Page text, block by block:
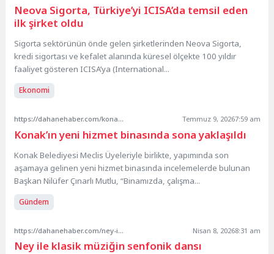
Neova Sigorta, Türkiye’yi ICISA’da temsil eden
ilk şirket oldu
Sigorta sektörünün önde gelen şirketlerinden Neova Sigorta,
kredi sigortası ve kefalet alanında küresel ölçekte 100 yıldır
faaliyet gösteren ICISA’ya (International...
Ekonomi
https://dahanehaber.com/konakin-yeni-hizmet-binasinda-sona-yaklasildi/ Temmuz 9, 20267:59 am
Konak’ın yeni hizmet binasında sona yaklaşıldı
Konak Belediyesi Meclis Üyeleriyle birlikte, yapımında son
aşamaya gelinen yeni hizmet binasında incelemelerde bulunan
Başkan Nilüfer Çınarlı Mutlu, “Binamızda, çalışma...
Gündem
https://dahanehaber.com/ney-ile-klasik-muzigin-senfonik-dansi/ Nisan 8, 20268:31 am
Ney ile klasik müziğin senfonik dansı